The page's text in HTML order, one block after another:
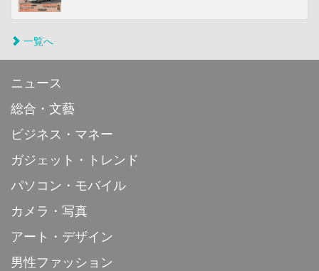
一覧へ
ニュース
総合・文藝
ビジネス・マネー
ガジェット・トレンド
パソコン・モバイル
カメラ・写真
アート・デザイン
男性ファッション